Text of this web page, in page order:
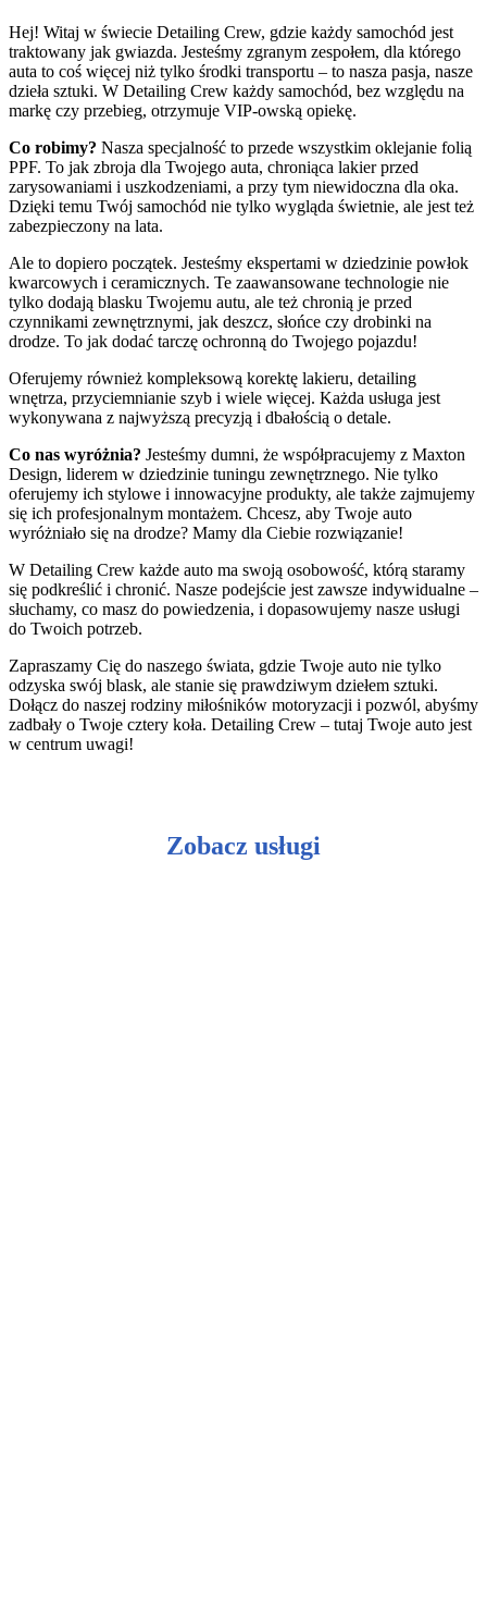
Hej! Witaj w świecie Detailing Crew, gdzie każdy samochód jest
traktowany jak gwiazda. Jesteśmy zgranym zespołem, dla którego
auta to coś więcej niż tylko środki transportu – to nasza pasja, nasze
dzieła sztuki. W Detailing Crew każdy samochód, bez względu na
markę czy przebieg, otrzymuje VIP-owską opiekę.
Co robimy? Nasza specjalność to przede wszystkim oklejanie folią
PPF. To jak zbroja dla Twojego auta, chroniąca lakier przed
zarysowaniami i uszkodzeniami, a przy tym niewidoczna dla oka.
Dzięki temu Twój samochód nie tylko wygląda świetnie, ale jest też
zabezpieczony na lata.
Ale to dopiero początek. Jesteśmy ekspertami w dziedzinie powłok
kwarcowych i ceramicznych. Te zaawansowane technologie nie
tylko dodają blasku Twojemu autu, ale też chronią je przed
czynnikami zewnętrznymi, jak deszcz, słońce czy drobinki na
drodze. To jak dodać tarczę ochronną do Twojego pojazdu!
Oferujemy również kompleksową korektę lakieru, detailing
wnętrza, przyciemnianie szyb i wiele więcej. Każda usługa jest
wykonywana z najwyższą precyzją i dbałością o detale.
Co nas wyróżnia? Jesteśmy dumni, że współpracujemy z Maxton
Design, liderem w dziedzinie tuningu zewnętrznego. Nie tylko
oferujemy ich stylowe i innowacyjne produkty, ale także zajmujemy
się ich profesjonalnym montażem. Chcesz, aby Twoje auto
wyróżniało się na drodze? Mamy dla Ciebie rozwiązanie!
W Detailing Crew każde auto ma swoją osobowość, którą staramy
się podkreślić i chronić. Nasze podejście jest zawsze indywidualne –
słuchamy, co masz do powiedzenia, i dopasowujemy nasze usługi
do Twoich potrzeb.
Zapraszamy Cię do naszego świata, gdzie Twoje auto nie tylko
odzyska swój blask, ale stanie się prawdziwym dziełem sztuki.
Dołącz do naszej rodziny miłośników motoryzacji i pozwól, abyśmy
zadbały o Twoje cztery koła. Detailing Crew – tutaj Twoje auto jest
w centrum uwagi!
Zobacz usługi